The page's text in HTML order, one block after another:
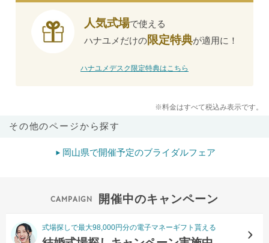
人気式場で使える
ハナユメだけの限定特典が適用に！
ハナユメデスク限定特典はこちら
※料金はすべて税込み表示です。
その他のページから探す
岡山県で開催予定のブライダルフェア
開催中のキャンペーン
式場探しで最大98,000円分の電子マネーギフト貰える